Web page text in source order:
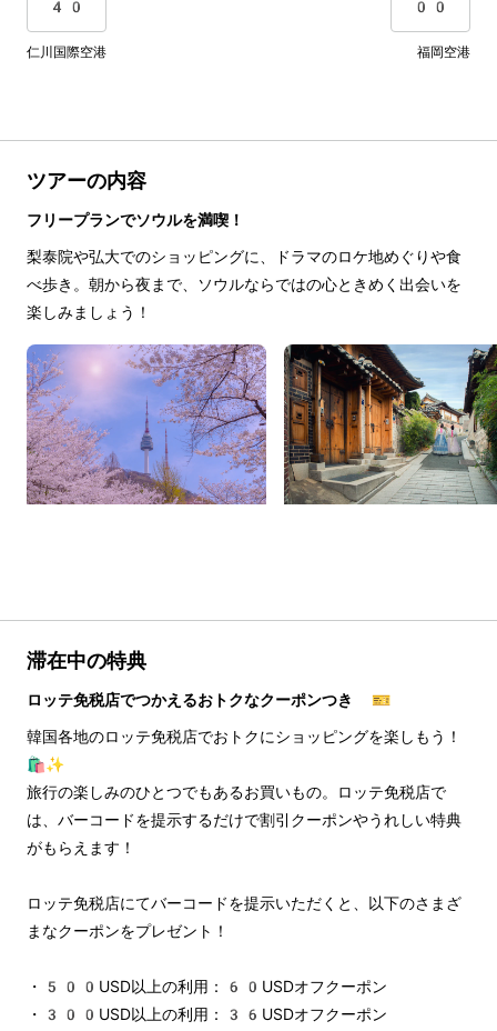
40
00
仁川国際空港 福岡空港
ツアーの内容
フリープランでソウルを満喫！
梨泰院や弘大でのショッピングに、ドラマのロケ地めぐりや食
べ歩き。朝から夜まで、ソウルならではの心ときめく出会いを
楽しみましょう！
滞在中の特典
ロッテ免税店でつかえるおトクなクーポンつき 🎫
韓国各地のロッテ免税店でおトクにショッピングを楽しもう！
🛍️✨
旅行の楽しみのひとつでもあるお買いもの。ロッテ免税店で
は、バーコードを提示するだけで割引クーポンやうれしい特典
がもらえます！
ロッテ免税店にてバーコードを提示いただくと、以下のさまざ
まなクーポンをプレゼント！
・500USD以上の利用：60USDオフクーポン
・300USD以上の利用：36USDオフクーポン